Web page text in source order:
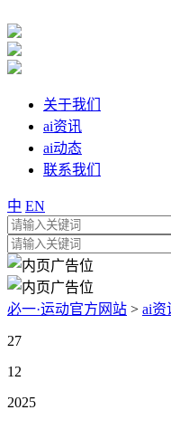
关于我们
ai资讯
ai动态
联系我们
中 EN
必一·运动官方网站 > ai资
27
12
2025